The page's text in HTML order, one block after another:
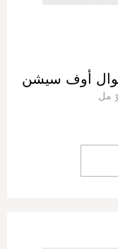
أوف سيشن